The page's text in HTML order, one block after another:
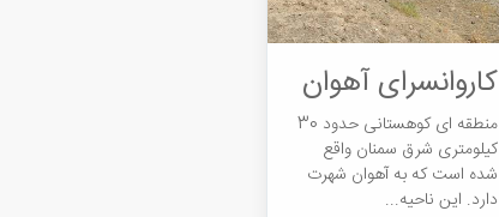
کاروانسرای آهوان
منطقه ای کوهستانی حدود 30
کیلومتری شرق سمنان واقع
شده است که به آهوان شهرت
دارد. این ناحیه...